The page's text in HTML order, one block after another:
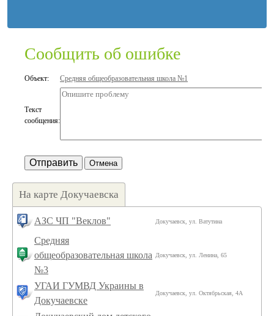
Сообщить об ошибке
Объект: Средняя общеобразовательная школа №1
Текст
сообщения:
На карте Докучаевска
АЗС ЧП "Веклов" Докучаевск, ул. Ватутина
Средняя
общеобразовательная школа
№3
Докучаевск, ул. Ленина, 65
УГАИ ГУМВД Украины в
Докучаевске
Докучаевск, ул. Октябрьская, 4А